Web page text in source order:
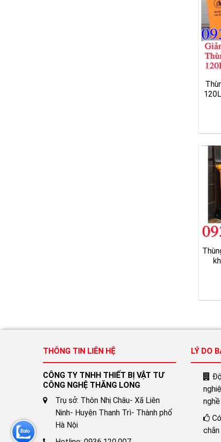
THÔNG TIN LIÊN HỆ
CÔNG TY TNHH THIẾT BỊ VẬT TƯ
CÔNG NGHỆ THĂNG LONG
Trụ sở: Thôn Nhị Châu- Xã Liên
Ninh- Huyện Thanh Trì- Thành phố
Hà Nội
LÝ DO